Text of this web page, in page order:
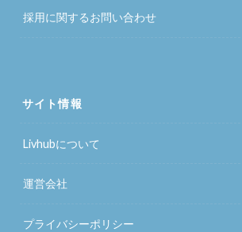
採用に関するお問い合わせ
サイト情報
Livhubについて
運営会社
プライバシーポリシー